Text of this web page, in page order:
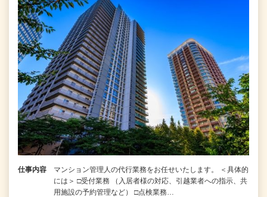
仕事内容
マンション管理人の代行業務をお任せいたします。 ＜具体的
には＞ □受付業務 （入居者様の対応、引越業者への指示、共
用施設の予約管理など） □点検業務…